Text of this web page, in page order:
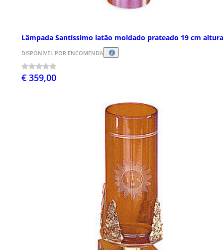
Lâmpada Santíssimo latão moldado prateado 19 cm altura
DISPONÍVEL POR ENCOMENDA
€ 359,00